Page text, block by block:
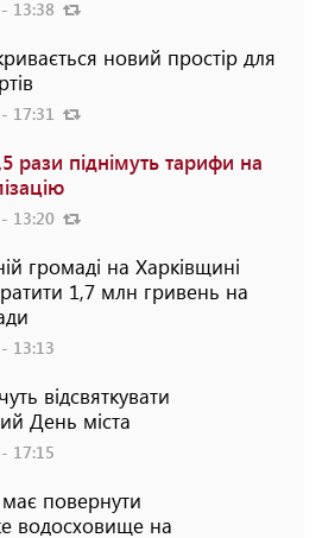
13:38
новий простір для
17:31
рази піднімуть тарифи на
13:20
громаді на Харківщині
1,7 млн гривень на
13:13
відсвяткувати
День міста
17:15
повернути
водосховище на